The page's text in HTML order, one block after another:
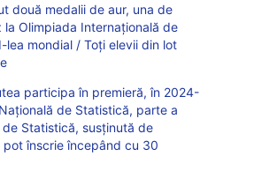
două medalii de aur, una de
Olimpiada Internațională de
lea mondial / Toți elevii din lot
participa în premieră, în 2024-
de Statistică, parte a
Statistică, susținută de
pot înscrie începând cu 30